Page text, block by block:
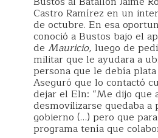
Castro Ramírez en un
de octubre. En esa
conoció a Bustos bajo el
de Mauricio, luego de
militar que le ayudara a
persona que le debía
Aseguró que lo contactó
dejar el Eln: “Me dijo que
desmovilizarse quedaba a
gobierno (…) pero que
programa tenía que